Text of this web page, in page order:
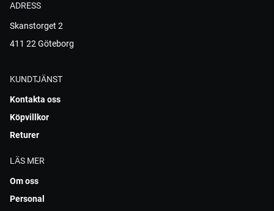
ADRESS
Skanstorget 2
411 22 Göteborg
KUNDTJÄNST
Kontakta oss
Köpvillkor
Returer
LÄS MER
Om oss
Personal